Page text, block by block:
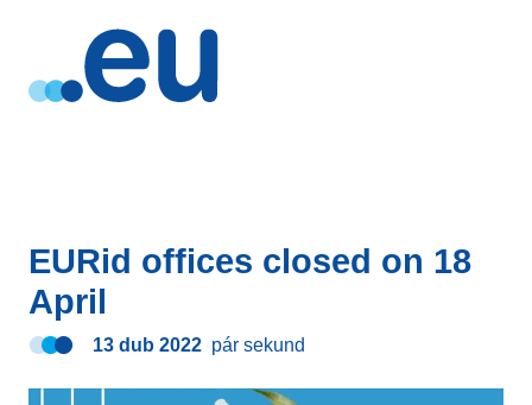
EURid offices closed on 18
April
13 dub 2022 pár sekund